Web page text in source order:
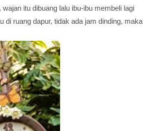
itu dibuang lalu ibu-ibu membeli lagi
di ruang dapur, tidak ada jam dinding, maka